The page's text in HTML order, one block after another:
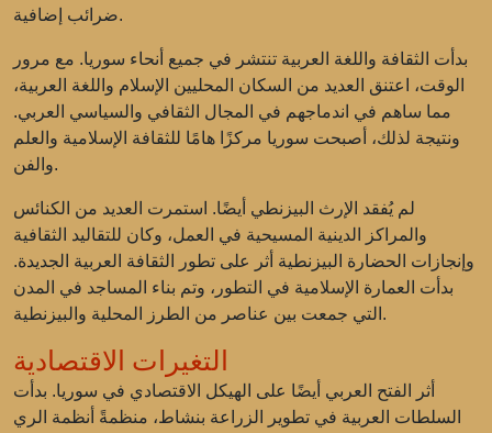
ضرائب إضافية.
بدأت الثقافة واللغة العربية تنتشر في جميع أنحاء سوريا. مع مرور
الوقت، اعتنق العديد من السكان المحليين الإسلام واللغة العربية،
مما ساهم في اندماجهم في المجال الثقافي والسياسي العربي.
ونتيجة لذلك، أصبحت سوريا مركزًا هامًا للثقافة الإسلامية والعلم
والفن.
لم يُفقد الإرث البيزنطي أيضًا. استمرت العديد من الكنائس
والمراكز الدينية المسيحية في العمل، وكان للتقاليد الثقافية
وإنجازات الحضارة البيزنطية أثر على تطور الثقافة العربية الجديدة.
بدأت العمارة الإسلامية في التطور، وتم بناء المساجد في المدن
التي جمعت بين عناصر من الطرز المحلية والبيزنطية.
التغيرات الاقتصادية
أثر الفتح العربي أيضًا على الهيكل الاقتصادي في سوريا. بدأت
السلطات العربية في تطوير الزراعة بنشاط، منظمةً أنظمة الري